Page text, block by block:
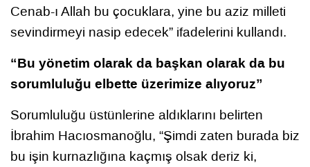
Cenab-ı Allah bu çocuklara, yine bu aziz milleti
sevindirmeyi nasip edecek” ifadelerini kullandı.
“Bu yönetim olarak da başkan olarak da bu
sorumluluğu elbette üzerimize alıyoruz”
Sorumluluğu üstünlerine aldıklarını belirten
İbrahim Hacıosmanoğlu, “Şimdi zaten burada biz
bu işin kurnazlığına kaçmış olsak deriz ki,